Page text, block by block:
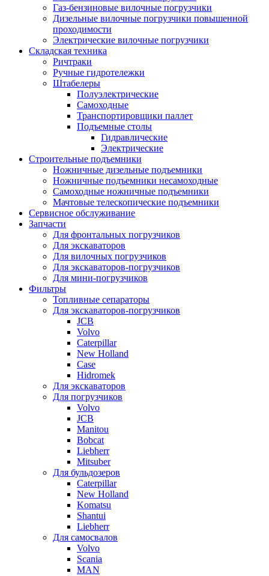
Газ-бензиновые вилочные погрузчики
Дизельные вилочные погрузчики повышенной
проходимости
Электрические вилочные погрузчики
Складская техника
Ричтраки
Ручные гидротележки
Штабелеры
Полуэлектрические
Самоходные
Транспортировщики паллет
Подъемные столы
Гидравлические
Электрические
Строительные подъемники
Ножничные дизельные подъемники
Ножничные подъемники несамоходные
Самоходные ножничные подъемники
Мачтовые телескопические подъемники
Сервисное обслуживание
Запчасти
Для фронтальных погрузчиков
Для экскаваторов
Для вилочных погрузчиков
Для экскаваторов-погрузчиков
Для мини-погрузчиков
Фильтры
Топливные сепараторы
Для экскаваторов-погрузчиков
JCB
Volvo
Caterpillar
New Holland
Case
Hidromek
Для экскаваторов
Для погрузчиков
Volvo
JCB
Manitou
Bobcat
Liebherr
Mitsuber
Для бульдозеров
Caterpillar
New Holland
Komatsu
Shantui
Liebherr
Для самосвалов
Volvo
Scania
MAN